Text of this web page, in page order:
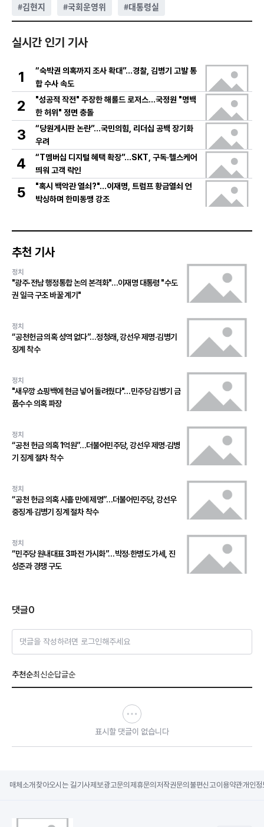
#김현지 #국회운영위 #대통령실
실시간 인기 기사
1
“숙박권 의혹까지 조사 확대”…경찰, 김병기 고발 통
합 수사 속도
2
"성공적 작전" 주장한 해롤드 로저스…국정원 "명백
한 허위" 정면 충돌
3
“당원게시판 논란”…국민의힘, 리더십 공백 장기화
우려
4
“T멤버십 디지털 혜택 확장”…SKT, 구독·헬스케어
띄워 고객 락인
5
"혹시 백악관 열쇠?"…이재명, 트럼프 황금열쇠 언
박싱하며 한미동맹 강조
추천 기사
정치
"광주·전남 행정통합 논의 본격화"…이재명 대통령 "수도
권 일극 구조 바꿀 계기"
정치
“공천헌금 의혹 성역 없다”…정청래, 강선우 제명·김병기
징계 착수
정치
"새우깡 쇼핑백에 현금 넣어 돌려줬다"…민주당 김병기 금
품수수 의혹 파장
정치
“공천 헌금 의혹 1억원”…더불어민주당, 강선우 제명·김병
기 징계 절차 착수
정치
“공천 헌금 의혹 사흘 만에 제명”…더불어민주당, 강선우
중징계·김병기 징계 절차 착수
정치
“민주당 원내대표 3파전 가시화”…박정·한병도 가세, 진
성준과 경쟁 구도
댓글0
댓글을 작성하려면 로그인해주세요
추천순최신순답글순
표시할 댓글이 없습니다
매체소개 찾아오시는 길기사제보광고문의 제휴문의 저작권문의 불편신고이용약관개인정